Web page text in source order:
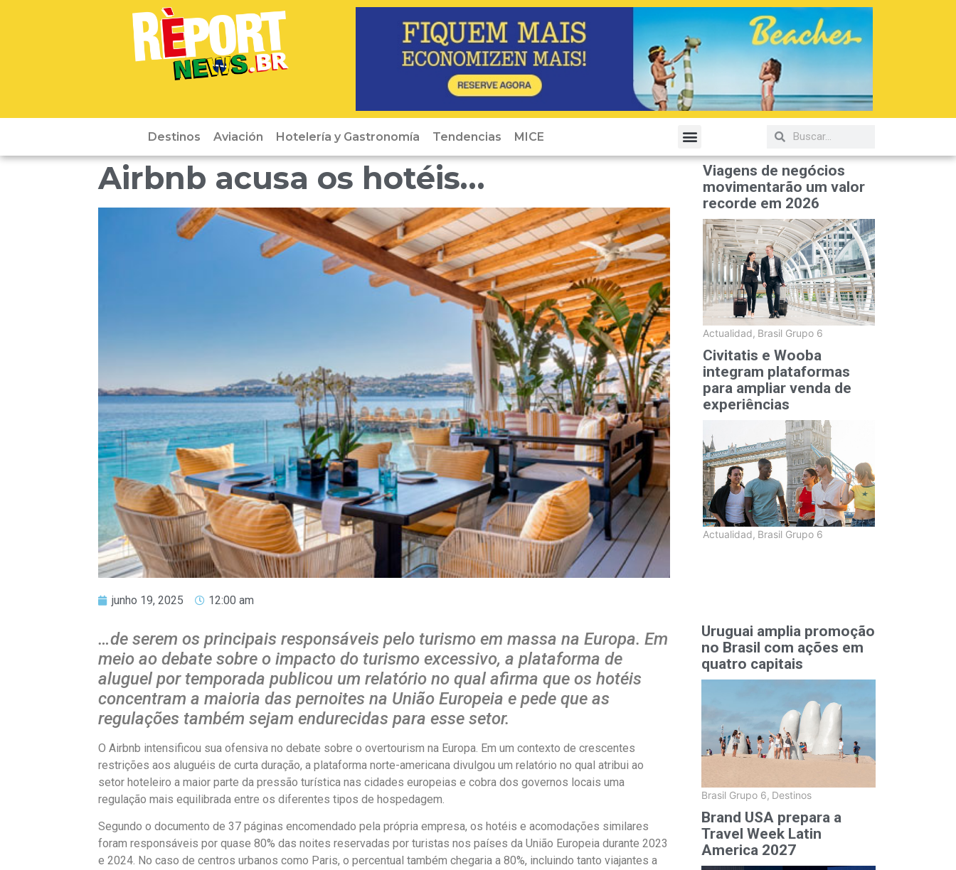
Destinos Aviación Hotelería y Gastronomía Tendencias MICE
Airbnb acusa os hotéis…
junho 19, 2025 12:00 am
Viagens de negócios
movimentarão um valor
recorde em 2026
Actualidad, Brasil Grupo 6
Civitatis e Wooba
integram plataformas
para ampliar venda de
experiências
Actualidad, Brasil Grupo 6
…de serem os principais responsáveis pelo turismo em massa na Europa. Em
meio ao debate sobre o impacto do turismo excessivo, a plataforma de
aluguel por temporada publicou um relatório no qual afirma que os hotéis
concentram a maioria das pernoites na União Europeia e pede que as
regulações também sejam endurecidas para esse setor.
O Airbnb intensificou sua ofensiva no debate sobre o overtourism na Europa. Em um contexto de crescentes
restrições aos aluguéis de curta duração, a plataforma norte-americana divulgou um relatório no qual atribui ao
setor hoteleiro a maior parte da pressão turística nas cidades europeias e cobra dos governos locais uma
regulação mais equilibrada entre os diferentes tipos de hospedagem.
Segundo o documento de 37 páginas encomendado pela própria empresa, os hotéis e acomodações similares
foram responsáveis por quase 80% das noites reservadas por turistas nos países da União Europeia durante 2023
e 2024. No caso de centros urbanos como Paris, o percentual também chegaria a 80%, incluindo tanto viajantes a
Uruguai amplia promoção
no Brasil com ações em
quatro capitais
Brasil Grupo 6, Destinos
Brand USA prepara a
Travel Week Latin
America 2027